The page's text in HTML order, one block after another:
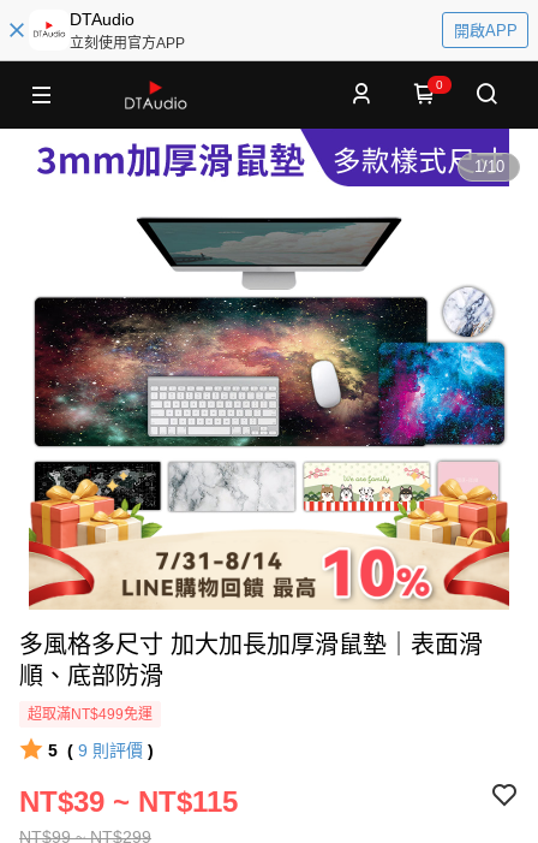
DTAudio
立刻使用官方APP
開啟APP
0
1/10
多風格多尺寸 加大加長加厚滑鼠墊｜表面滑
順、底部防滑
超取滿NT$499免運
5 ( 9 則評價 )
NT$99 ~ NT$299
NT$39 ~ NT$115